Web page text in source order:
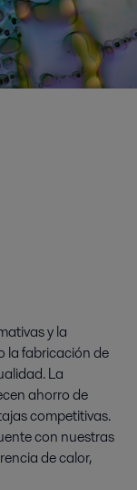
y la
la fabricación de
La
ahorro de
competitivas.
con nuestras
de calor,